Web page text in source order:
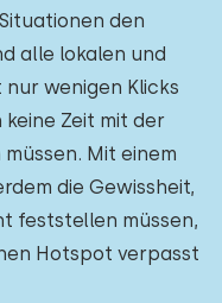
den
alle lokalen und
wenigen Klicks
keine Zeit mit der
Mit einem
die Gewissheit,
feststellen müssen,
Hotspot verpasst